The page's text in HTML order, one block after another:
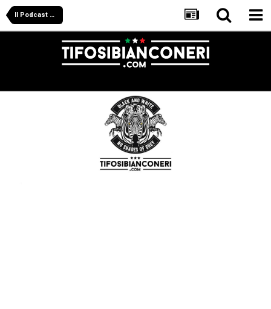
Il Podcast Di Tifosibianconeri.com